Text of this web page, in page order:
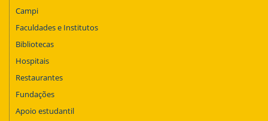
Campi
Faculdades e Institutos
Bibliotecas
Hospitais
Restaurantes
Fundações
Apoio estudantil